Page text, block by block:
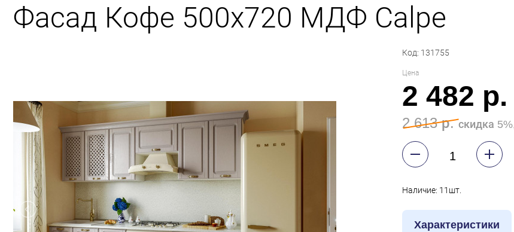
Сантехника
Для дачи и отдыха
Бытовая техника
Обувь для дома и дачи
Акции
Фасад Кофе 500х720 МДФ Calpe
Код: 131755
Цена
2 482 р.
2 613 р.скидка
Наличие: 11шт.
Характеристики